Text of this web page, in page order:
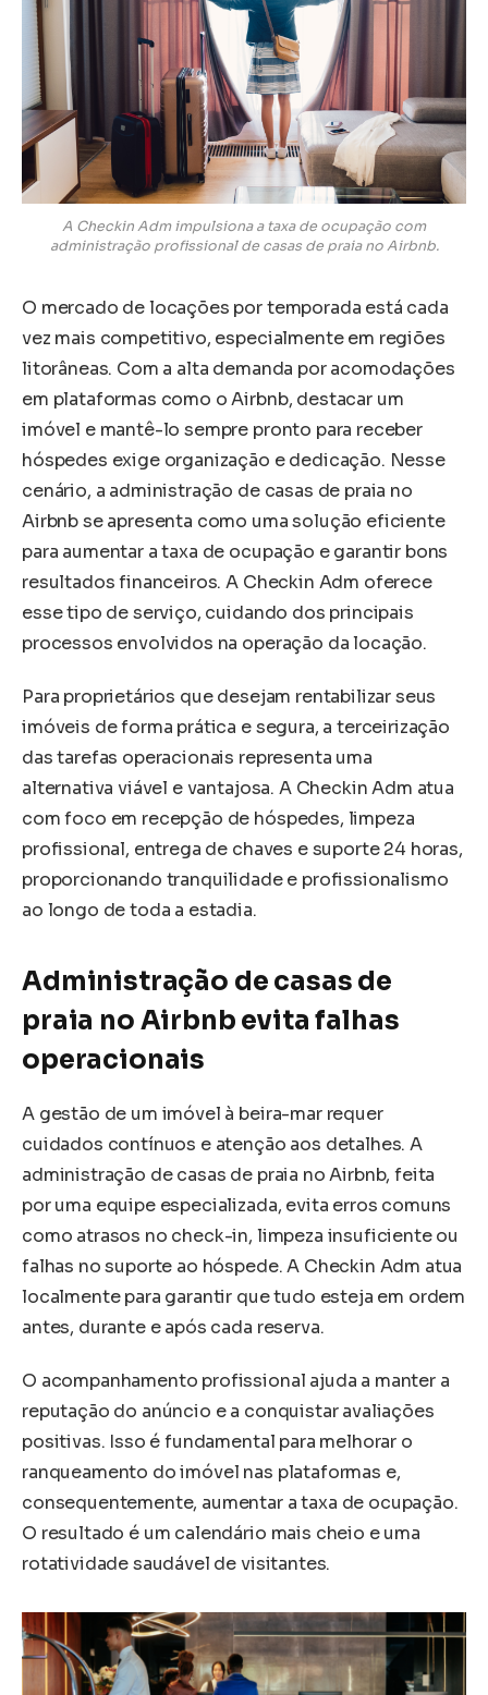
A Checkin Adm impulsiona a taxa de ocupação com
administração profissional de casas de praia no Airbnb.
O mercado de locações por temporada está cada
vez mais competitivo, especialmente em regiões
litorâneas. Com a alta demanda por acomodações
em plataformas como o Airbnb, destacar um
imóvel e mantê-lo sempre pronto para receber
hóspedes exige organização e dedicação. Nesse
cenário, a administração de casas de praia no
Airbnb se apresenta como uma solução eficiente
para aumentar a taxa de ocupação e garantir bons
resultados financeiros. A Checkin Adm oferece
esse tipo de serviço, cuidando dos principais
processos envolvidos na operação da locação.
Para proprietários que desejam rentabilizar seus
imóveis de forma prática e segura, a terceirização
das tarefas operacionais representa uma
alternativa viável e vantajosa. A Checkin Adm atua
com foco em recepção de hóspedes, limpeza
profissional, entrega de chaves e suporte 24 horas,
proporcionando tranquilidade e profissionalismo
ao longo de toda a estadia.
Administração de casas de
praia no Airbnb evita falhas
operacionais
A gestão de um imóvel à beira-mar requer
cuidados contínuos e atenção aos detalhes. A
administração de casas de praia no Airbnb, feita
por uma equipe especializada, evita erros comuns
como atrasos no check-in, limpeza insuficiente ou
falhas no suporte ao hóspede. A Checkin Adm atua
localmente para garantir que tudo esteja em ordem
antes, durante e após cada reserva.
O acompanhamento profissional ajuda a manter a
reputação do anúncio e a conquistar avaliações
positivas. Isso é fundamental para melhorar o
ranqueamento do imóvel nas plataformas e,
consequentemente, aumentar a taxa de ocupação.
O resultado é um calendário mais cheio e uma
rotatividade saudável de visitantes.